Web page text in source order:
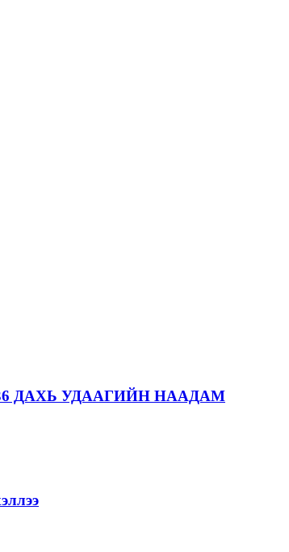
ДАХЬ УДААГИЙН НААДАМ